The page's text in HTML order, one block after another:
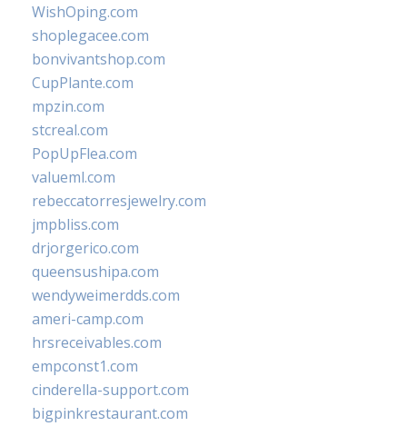
WishOping.com
shoplegacee.com
bonvivantshop.com
CupPlante.com
mpzin.com
stcreal.com
PopUpFlea.com
valueml.com
rebeccatorresjewelry.com
jmpbliss.com
drjorgerico.com
queensushipa.com
wendyweimerdds.com
ameri-camp.com
hrsreceivables.com
empconst1.com
cinderella-support.com
bigpinkrestaurant.com